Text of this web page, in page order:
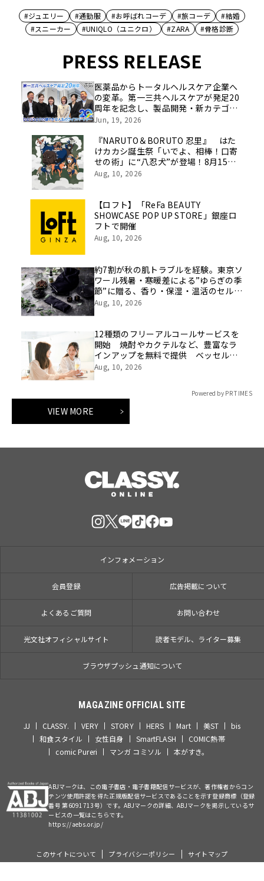
#ジュエリー #通勤服 #お呼ばれコーデ #旅コーデ
#結婚
#スニーカー
#UNIQLO（ユニクロ） #ZARA #骨格診断
PRESS RELEASE
医薬品からトータルヘルスケア企業へ
の変革。第一三共ヘルスケアが発足20
周年を記念し、製品開発・新カテゴリ
挑戦の舞台や旧社統合時のエピソード
像を公開！
Jun, 19, 2026
『NARUTO＆BORUTO 忍里』 はた
けカカシ誕生祭「いでよ、相棒！口寄
せの術」に“八忍犬”が登場！8月15日
（土）より期間限定開催
Aug, 10, 2026
【ロフト】「ReFa BEAUTY
SHOWCASE POP UP STORE」銀座ロ
フトで開催
Aug, 10, 2026
約7割が秋の肌トラブルを経験。東京ソ
ワール残暑・寒暖差による”ゆらぎの季
節”に贈る、香り・保湿・温活のセルフ
ケア習慣
Aug, 10, 2026
12種類のフリーアルコールサービスを
開始 焼酎やカクテルなど、豊富なラ
インアップを無料で提供 ベッセルイ
ン八千代勝田台駅前
Aug, 10, 2026
Powered by PR TIMES
VIEW MORE
インフォメーション
会員登録 広告掲載について
よくあるご質問 お問い合わせ
光文社オフィシャルサイト 読者モデル、ライター募集
ブラウザプッシュ通知について
MAGAZINE OFFICIAL SITE
JJ CLASSY. VERY STORY HERS Mart 美ST
bis
和食スタイル
女性自身 SmartFLASH
COMIC熱帯
comic Pureri
マンガ コミソル 本がすき。
ABJマークは、この電子書店・電子書籍配信サービスが、著作権者からコン
テンツ使用許諾を得た正規版配信サービスであることを示す登録商標（登録
番号 第6091713号）です。ABJマークの詳細、ABJマークを掲示しているサ
ービスの一覧はこちらです。
https://aebs.or.jp/
このサイトについて プライバシーポリシー サイトマップ